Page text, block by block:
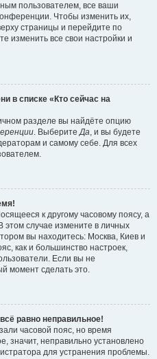
пользователем, все ваши
Чтобы изменить их,
страницы и перейдите по
изменить все свои настройки и
в списке «Кто сейчас на
разделе вы найдёте опцию
. ВыберитеДа, и вы будете
и самому себе. Для всех
к другому часовому поясу, а
этом случае измените в личных
вы находитесь: Москва, Киев и
как и большинство настроек,
Если вы не
момент сделать это.
равно неправильное!
часовой пояс, но время
значит, неправильно установлено
для устранения проблемы.